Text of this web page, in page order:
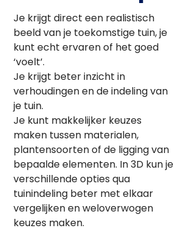
Je krijgt direct een realistisch
beeld van je toekomstige tuin, je
kunt echt ervaren of het goed
‘voelt’.
Je krijgt beter inzicht in
verhoudingen en de indeling van
je tuin.
Je kunt makkelijker keuzes
maken tussen materialen,
plantensoorten of de ligging van
bepaalde elementen. In 3D kun je
verschillende opties qua
tuinindeling beter met elkaar
vergelijken en weloverwogen
keuzes maken.